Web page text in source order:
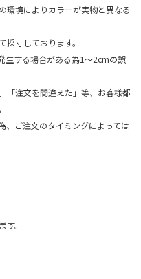
環境によりカラーが実物と異なる
採寸しております。
生する場合がある為1～2cmの誤
「注文を間違えた」等、お客様都
、ご注文のタイミングによっては
。